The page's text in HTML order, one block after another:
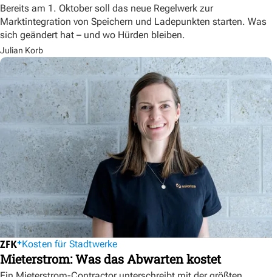
Bereits am 1. Oktober soll das neue Regelwerk zur
Marktintegration von Speichern und Ladepunkten starten. Was
sich geändert hat – und wo Hürden bleiben.
Julian Korb
Kosten für Stadtwerke
Mieterstrom: Was das Abwarten kostet